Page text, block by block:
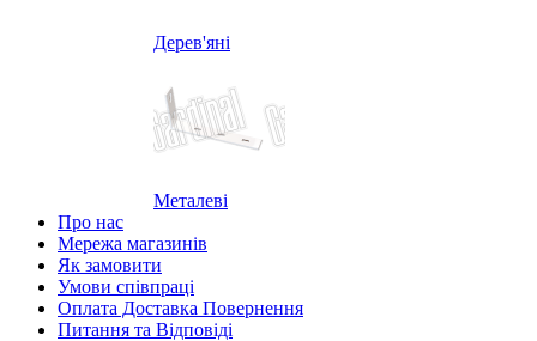
Дерев'яні
Металеві
Про нас
Мережа магазинів
Як замовити
Умови співпраці
Оплата Доставка Повернення
Питання та Відповіді